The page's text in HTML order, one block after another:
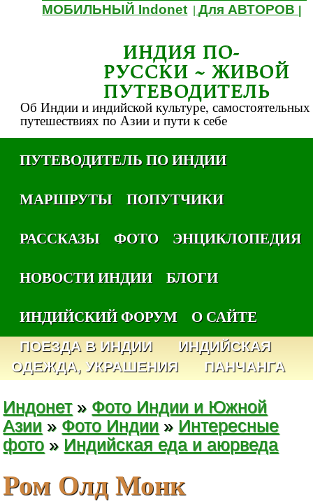
МОБИЛЬНЫЙ Indonet |Для АВТОРОВ
ИНДИЯ ПО-
РУССКИ ~ ЖИВОЙ
ПУТЕВОДИТЕЛЬ
Об Индии и индийской культуре, самостоятельных
путешествиях по Азии и пути к себе
ПУТЕВОДИТЕЛЬ ПО ИНДИИ
МАРШРУТЫ
ПОПУТЧИКИ
РАССКАЗЫ
ФОТО
ЭНЦИКЛОПЕДИЯ
НОВОСТИ ИНДИИ
БЛОГИ
ИНДИЙСКИЙ ФОРУМ
О САЙТЕ
ПОЕЗДА В ИНДИИ
ИНДИЙСКАЯ
ОДЕЖДА, УКРАШЕНИЯ
ПАНЧАНГА
Индонет» Фото Индии и Южной
Азии » Фото Индии » Интересные
фото » Индийская еда и аюрведа
Ром Олд Монк